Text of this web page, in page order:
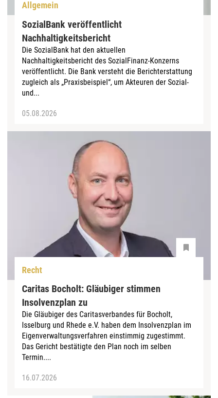
Allgemein
SozialBank veröffentlicht
Nachhaltigkeitsbericht
Die SozialBank hat den aktuellen
Nachhaltigkeitsbericht des SozialFinanz-Konzerns
veröffentlicht. Die Bank versteht die Berichterstattung
zugleich als „Praxisbeispiel“, um Akteuren der Sozial-
und...
05.08.2026
Recht
Caritas Bocholt: Gläubiger stimmen
Insolvenzplan zu
Die Gläubiger des Caritasverbandes für Bocholt,
Isselburg und Rhede e.V. haben dem Insolvenzplan im
Eigenverwaltungsverfahren einstimmig zugestimmt.
Das Gericht bestätigte den Plan noch im selben
Termin....
16.07.2026